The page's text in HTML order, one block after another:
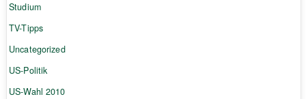
Studium
TV-Tipps
Uncategorized
US-Politik
US-Wahl 2010